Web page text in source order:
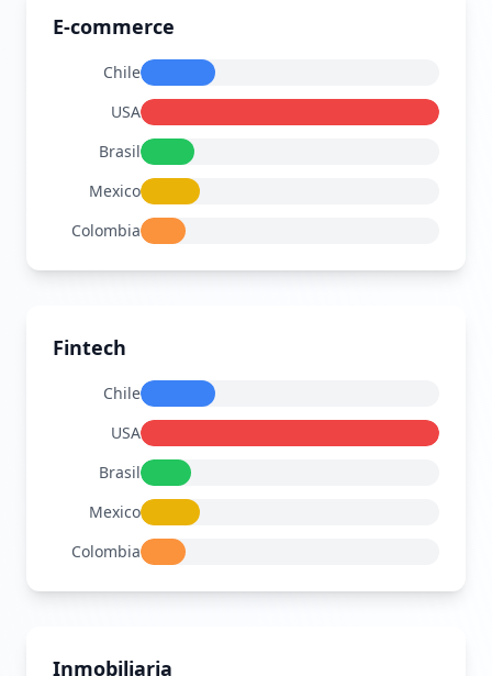
E-commerce
Chile
USA
Brasil
Mexico
Colombia
Fintech
Chile
USA
Brasil
Mexico
Colombia
Inmobiliaria